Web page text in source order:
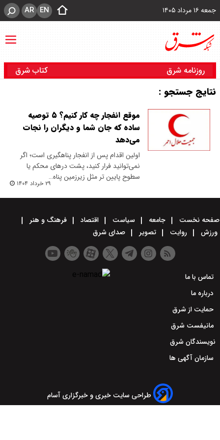
جمعه ۱۶ مرداد ۱۴۰۵ EN
AR
روزنامه شرق کتاب شرق
نتایج جستجو :
موقع انفجار چه کار کنیم؟ ۵ توصیه
ساده که جان شما و دیگران را نجات
می‌دهد
اولین اقدام پس از انفجار پناهگیری است؛ اگر
نمی‌توانید فرار کنید، پشت درهای محکم یا
سطوح پایین تر مثل زیرزمین پناه…
۲۹ خرداد ۱۴۰۴
صفحه نخست جامعه سیاست اقتصاد
فرهنگ و هنر
ورزش
روایت تصویر صدای شرق
تماس با ما
درباره ما
حمایت از شرق
مانیفست شرق
نویسندگان شرق
سازمان آگهی ها
طراحی سایت خبری و خبرگزاری آسام